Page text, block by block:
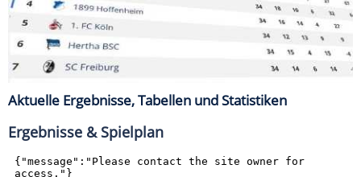
Aktuelle Ergebnisse, Tabellen und Statistiken
Ergebnisse & Spielplan